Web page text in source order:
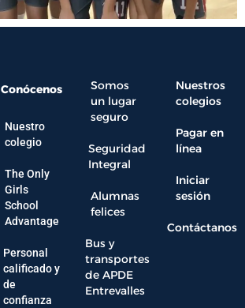
Conócenos
Nuestro
colegio
The Only
Girls
School
Advantage
Personal
calificado y
de
confianza
Somos
un lugar
seguro
Seguridad
Integral
Alumnas
felices
Bus y
transportes
de APDE
Entrevalles
Nuestros
colegios
Pagar en
línea
Iniciar
sesión
Contáctanos